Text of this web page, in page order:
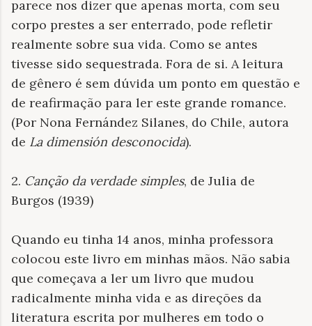
parece nos dizer que apenas morta, com seu
corpo prestes a ser enterrado, pode refletir
realmente sobre sua vida. Como se antes
tivesse sido sequestrada. Fora de si. A leitura
de gênero é sem dúvida um ponto em questão e
de reafirmação para ler este grande romance.
(Por Nona Fernández Silanes, do Chile, autora
de La dimensión desconocida).
2. Canção da verdade simples, de Julia de
Burgos (1939)
Quando eu tinha 14 anos, minha professora
colocou este livro em minhas mãos. Não sabia
que começava a ler um livro que mudou
radicalmente minha vida e as direções da
literatura escrita por mulheres em todo o